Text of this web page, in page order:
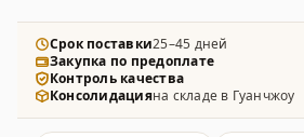
материалов.
Срок поставки25–45 дней
Закупка по предоплате
Контроль качества
Консолидацияна складе в Гуанчжоу